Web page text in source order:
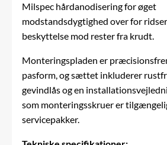
Milspec hårdanodisering for øget
modstandsdygtighed over for
beskyttelse mod rester fra krudt.
Monteringspladen er
pasform, og sættet inkluderer
gevindlås og en
som monteringsskruer er
servicepakker.